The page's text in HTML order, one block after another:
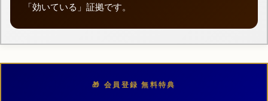
「効いている」証拠です。
🎁 会員登録 無料特典